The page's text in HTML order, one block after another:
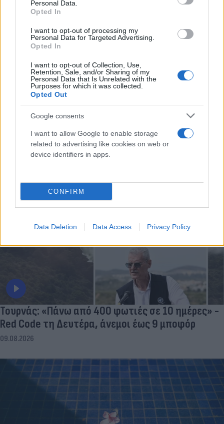
Personal Data.
Opted In
I want to opt-out of processing my
Personal Data for Targeted Advertising.
Opted In
I want to opt-out of Collection, Use,
Retention, Sale, and/or Sharing of my
Personal Data that Is Unrelated with the
Purposes for which it was collected.
Opted Out
Google consents
I want to allow Google to enable storage
related to advertising like cookies on web or
device identifiers in apps.
CONFIRM
Data Deletion Data Access Privacy Policy
Τουρνάς: «Πάνω από 400 φωτιές σε 10 ημέρες» -
Red Code τη Δευτέρα, άνεμοι έως 9 μποφόρ
09.08.2026